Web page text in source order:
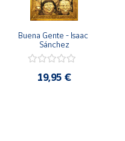
Buena Gente - Isaac
Sánchez
19,95 €